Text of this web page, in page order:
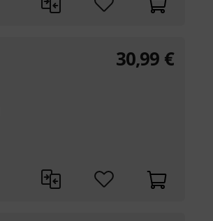
30,99 €